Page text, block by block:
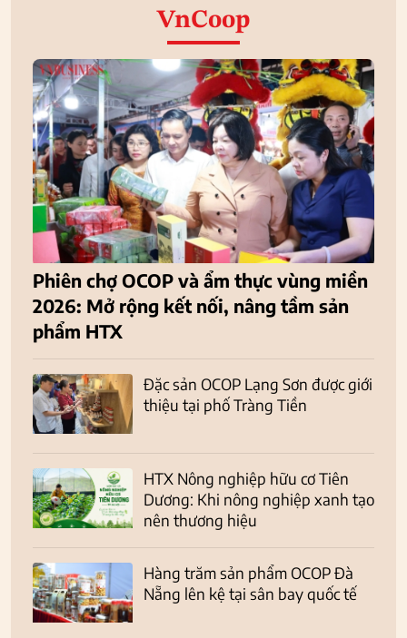
VnCoop
Phiên chợ OCOP và ẩm thực vùng miền
2026: Mở rộng kết nối, nâng tầm sản
phẩm HTX
Đặc sản OCOP Lạng Sơn được giới
thiệu tại phố Tràng Tiền
HTX Nông nghiệp hữu cơ Tiên
Dương: Khi nông nghiệp xanh tạo
nên thương hiệu
Hàng trăm sản phẩm OCOP Đà
Nẵng lên kệ tại sân bay quốc tế